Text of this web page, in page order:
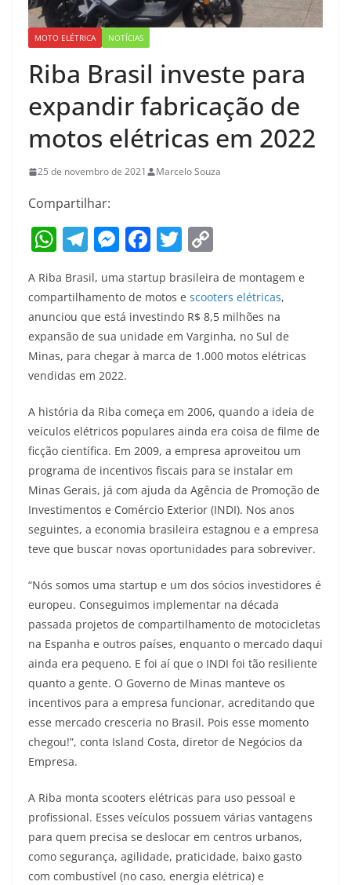
MOTO ELÉTRICA NOTÍCIAS
Riba Brasil investe para
expandir fabricação de
motos elétricas em 2022
25 de novembro de 2021 Marcelo Souza
Compartilhar:
W
at
s
A
p
p
T
el
e
gr
a
m
M
ss
e
n
g
er
F
c
e
b
o
k
T
w
itt
er
o
p
y
Li
n
A Riba Brasil, uma startup brasileira de montagem e
compartilhamento de motos e scooters elétricas,
anunciou que está investindo R$ 8,5 milhões na
expansão de sua unidade em Varginha, no Sul de
Minas, para chegar à marca de 1.000 motos elétricas
vendidas em 2022.
A história da Riba começa em 2006, quando a ideia de
veículos elétricos populares ainda era coisa de filme de
ficção científica. Em 2009, a empresa aproveitou um
programa de incentivos fiscais para se instalar em
Minas Gerais, já com ajuda da Agência de Promoção de
Investimentos e Comércio Exterior (INDI). Nos anos
seguintes, a economia brasileira estagnou e a empresa
teve que buscar novas oportunidades para sobreviver.
“Nós somos uma startup e um dos sócios investidores é
europeu. Conseguimos implementar na década
passada projetos de compartilhamento de motocicletas
na Espanha e outros países, enquanto o mercado daqui
ainda era pequeno. E foi aí que o INDI foi tão resiliente
quanto a gente. O Governo de Minas manteve os
incentivos para a empresa funcionar, acreditando que
esse mercado cresceria no Brasil. Pois esse momento
chegou!”, conta Island Costa, diretor de Negócios da
Empresa.
A Riba monta scooters elétricas para uso pessoal e
profissional. Esses veículos possuem várias vantagens
para quem precisa se deslocar em centros urbanos,
como segurança, agilidade, praticidade, baixo gasto
com combustível (no caso, energia elétrica) e